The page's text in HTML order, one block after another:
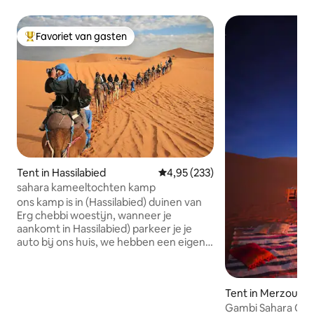
Topfavoriet van gasten
Favoriet van gasten
Tent in Hassilabied Gemiddelde beoordeling van
4,95 (233)
sahara kameeltochten kamp
ons kamp is in (Hassilabied) duinen van
Erg chebbi woestijn, wanneer je
aankomt in Hassilabied) parkeer je je
auto bij ons huis, we hebben een eigen
Tent in Merzouga
Gambi Sahara